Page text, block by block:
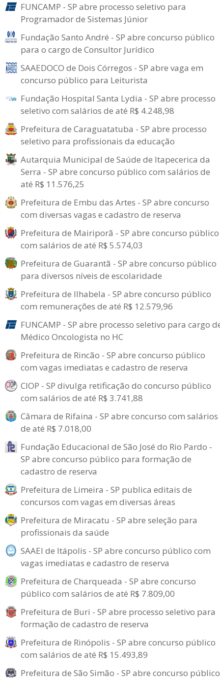
FUNCAMP - SP abre processo seletivo para
Programador de Sistemas Júnior
Fundação Santo André - SP abre concurso público
para o cargo de Consultor Jurídico
SAAEDOCO de Dois Córregos - SP abre vaga em
concurso público para Leiturista
Fundação Hospital Santa Lydia - SP abre processo
seletivo com salários de até R$ 4.248,98
Prefeitura de Caraguatatuba - SP abre processo
seletivo para profissionais da educação
Autarquia Municipal de Saúde de Itapecerica da
Serra - SP abre concurso público com salários de
até R$ 11.576,25
Prefeitura de Embu das Artes - SP abre concurso
com diversas vagas e cadastro de reserva
Prefeitura de Mairiporã - SP abre concurso público
com salários de até R$ 5.574,03
Prefeitura de Guarantã - SP abre concurso público
para diversos níveis de escolaridade
Prefeitura de Ilhabela - SP abre concurso público
com remunerações de até R$ 12.579,96
FUNCAMP - SP abre processo seletivo para cargo
Médico Oncologista no HC
Prefeitura de Rincão - SP abre concurso público
com vagas imediatas e cadastro de reserva
CIOP - SP divulga retificação do concurso público
com salários de até R$ 3.741,88
Câmara de Rifaina - SP abre concurso com salários
de até R$ 7.018,00
Fundação Educacional de São José do Rio Pardo -
SP abre concurso público para formação de
cadastro de reserva
Prefeitura de Limeira - SP publica editais de
concursos com vagas em diversas áreas
Prefeitura de Miracatu - SP abre seleção para
profissionais da saúde
SAAEI de Itápolis - SP abre concurso público com
vagas imediatas e cadastro de reserva
Prefeitura de Charqueada - SP abre concurso
público com salários de até R$ 7.809,00
Prefeitura de Buri - SP abre processo seletivo para
formação de cadastro de reserva
Prefeitura de Rinópolis - SP abre concurso público
com salários de até R$ 15.493,89
Prefeitura de São Simão - SP abre concurso público